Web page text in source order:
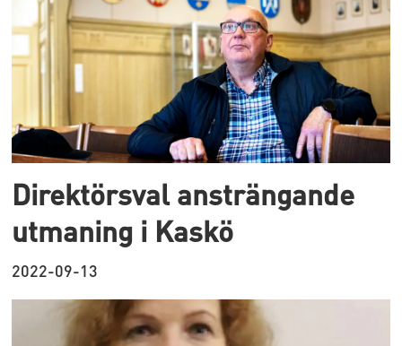
Direktörsval ansträngande
utmaning i Kaskö
2022-09-13